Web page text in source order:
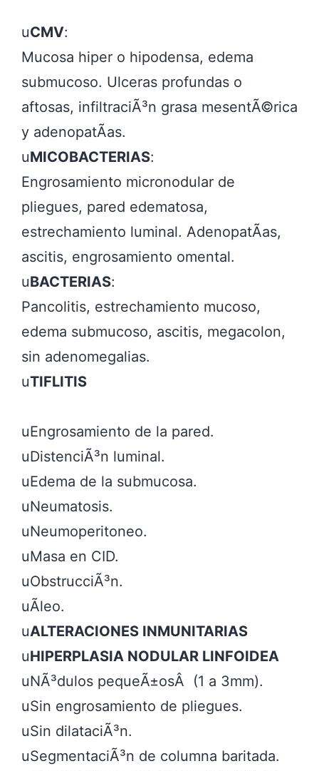
uCMV:
Mucosa hiper o hipodensa, edema
submucoso. Ulceras profundas o
aftosas, infiltraciÃ³n grasa mesentÃ©rica
y adenopatÃ­as.
uMICOBACTERIAS:
Engrosamiento micronodular de
pliegues, pared edematosa,
estrechamiento luminal. AdenopatÃ­as,
ascitis, engrosamiento omental.
uBACTERIAS:
Pancolitis, estrechamiento mucoso,
edema submucoso, ascitis, megacolon,
sin adenomegalias.
uTIFLITIS
uEngrosamiento de la pared.
uDistenciÃ³n luminal.
uEdema de la submucosa.
uNeumatosis.
uNeumoperitoneo.
uMasa en CID.
uObstrucciÃ³n.
uÃleo.
uALTERACIONES INMUNITARIAS
uHIPERPLASIA NODULAR LINFOIDEA
uNÃ³dulos pequeÃ±osÂ  (1 a 3mm).
uSin engrosamiento de pliegues.
uSin dilataciÃ³n.
uSegmentaciÃ³n de columna baritada.